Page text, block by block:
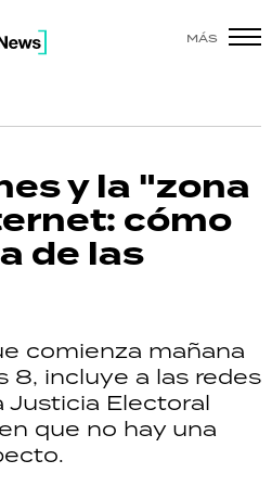
MÁS
y la "zona
cómo
de las
comienza mañana
8, incluye a las redes
Justicia Electoral
que no hay una